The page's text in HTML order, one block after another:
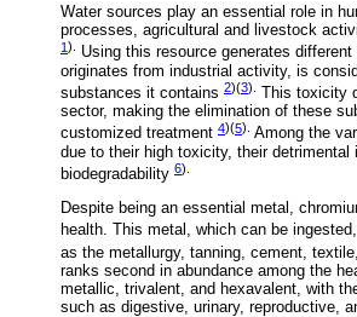
Water sources play an essential role in
processes, agricultural and livestock
1). Using this resource generates
originates from industrial activity, is
substances it contains 2)(3).
This toxicity
sector, making the elimination of these
customized treatment 4)(5). Among the
due to their high toxicity, their
biodegradability 6).
Despite being an essential metal,
health. This metal, which can be
as the metallurgy, tanning, cement,
ranks second in abundance among the
metallic, trivalent, and hexavalent, with
such as digestive, urinary, reproductive,